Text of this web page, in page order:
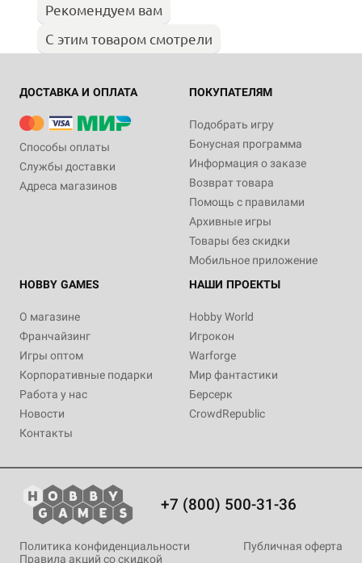
Рекомендуем вам
С этим товаром смотрели
ДОСТАВКА И ОПЛАТА
Способы оплаты
Службы доставки
Адреса магазинов
ПОКУПАТЕЛЯМ
Подобрать игру
Бонусная программа
Информация о заказе
Возврат товара
Помощь с правилами
Архивные игры
Товары без скидки
Мобильное приложение
HOBBY GAMES
О магазине
Франчайзинг
Игры оптом
Корпоративные подарки
Работа у нас
Новости
Контакты
НАШИ ПРОЕКТЫ
Hobby World
Игрокон
Warforge
Мир фантастики
Берсерк
CrowdRepublic
+7 (800) 500-31-36
Политика конфиденциальности
Публичная оферта
Правила акций со скидкой